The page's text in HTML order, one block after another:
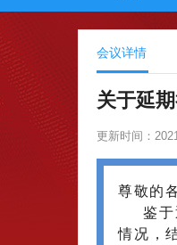
会议详情
关于延
更新时间：
尊敬的
鉴
情况，